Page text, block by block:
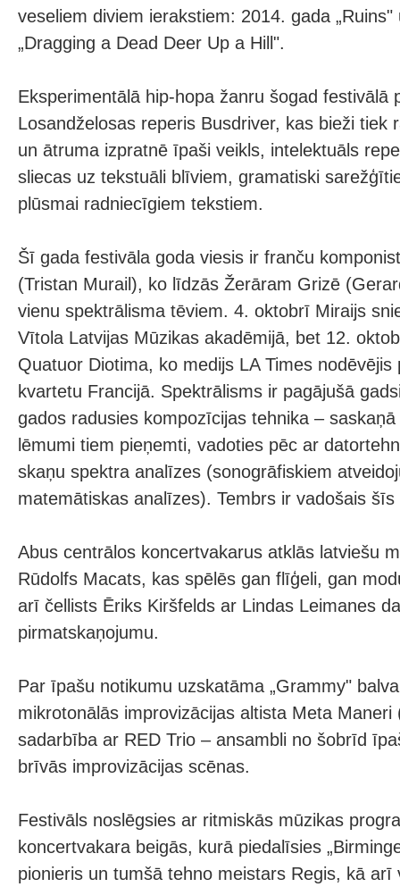
veseliem diviem ierakstiem: 2014. gada
„Dragging a Dead Deer Up a Hill".
Eksperimentālā hip-hopa žanru šogad festivālā
Losandželosas reperis Busdriver, kas bieži tiek
un ātruma izpratnē īpaši veikls, intelektuāls
sliecas uz tekstuāli blīviem, gramatiski
plūsmai radniecīgiem tekstiem.
Šī gada festivāla goda viesis ir franču
(Tristan Murail), ko līdzās Žerāram Grizē
vienu spektrālisma tēviem. 4. oktobrī Miraijs
Vītola Latvijas Mūzikas akadēmijā, bet 12.
Quatuor Diotima, ko medijs LA Times
kvartetu Francijā. Spektrālisms ir pagājušā
gados radusies kompozīcijas tehnika –
lēmumi tiem pieņemti, vadoties pēc ar
skaņu spektra analīzes (sonogrāfiskiem
matemātiskas analīzes). Tembrs ir vadošais
Abus centrālos koncertvakarus atklās latviešu
Rūdolfs Macats, kas spēlēs gan flīģeli, gan
arī čellists Ēriks Kiršfelds ar Lindas Leimanes
pirmatskaņojumu.
Par īpašu notikumu uzskatāma „Grammy"
mikrotonālās improvizācijas altista Meta
sadarbība ar RED Trio – ansambli no šobrīd
brīvās improvizācijas scēnas.
Festivāls noslēgsies ar ritmiskās mūzikas
koncertvakara beigās, kurā piedalīsies
pionieris un tumšā tehno meistars Regis, kā arī